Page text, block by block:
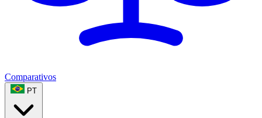
Comparativos
PT